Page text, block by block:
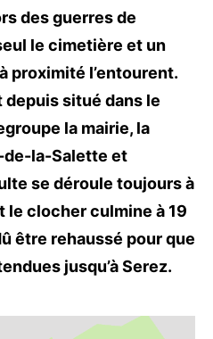
des guerres de
le cimetière et un
proximité l’entourent.
situé dans le
la mairie, la
de-la-Salette et
se déroule toujours à
le clocher culmine à 19
être rehaussé pour que
jusqu’à Serez.